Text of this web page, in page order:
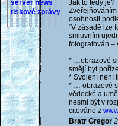
server news
tiskové zprávy
Jak to tedy je?
osobnosti
"V zásadě lze
smluvním
fotografován –
* …obrazové
smějí byt
* Svolení není
* … obrazové
vědecké a
nesmí být v
citováno z
Bratr Gregor